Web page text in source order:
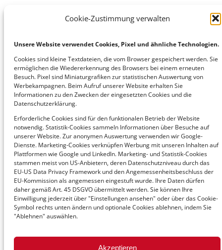
Cookie-Zustimmung verwalten
Unsere Website verwendet Cookies, Pixel und ähnliche Technologien.
Cookies sind kleine Textdateien, die vom Browser gespeichert werden. Sie
ermöglichen die Wiedererkennung des Browsers bei einem erneuten
Besuch. Pixel sind Miniaturgrafiken zur statistischen Auswertung von
Werbekampagnen. Beim Aufruf unserer Website erhalten Sie
Informationen zu den Zwecken der eingesetzten Cookies und die
Datenschutzerklärung.
Erforderliche Cookies sind für den funktionalen Betrieb der Website
notwendig. Statistik-Cookies sammeln Informationen über Besuche auf
unserer Website. Zur anonymen Auswertung verwenden wir Google-
Dienste. Marketing-Cookies verknüpfen Werbung mit unseren Inhalten auf
Plattformen wie Google und LinkedIn. Marketing- und Statistik-Cookies
stammen meist von US-Anbietern, deren Datenschutzniveau durch das
EU-US Data Privacy Framework und den Angemessenheitsbeschluss der
EU-Kommission als angemessen eingestuft wurde. Ihre Daten dürfen
daher gemäß Art. 45 DSGVO übermittelt werden. Sie können Ihre
Einwilligung jederzeit über "Einstellungen ansehen" oder über das Cookie-
Symbol rechts unten ändern und optionale Cookies ablehnen, indem Sie
"Ablehnen" auswählen.
Akzeptieren
T +39 392 84 99 460
office@avenum.com
Deutschland
T +49 6207 4284 010
office@avedium.com
Schweiz
T +43 1 92101-0
office@avenum.com
© 2026 avenum Technologie GmbH